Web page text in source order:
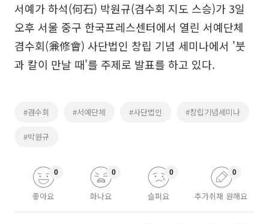
서예가 하석(何石) 박원규(겸수회 지도 스승)가 3일
오후 서울 중구 한국프레스센터에서 열린 서예단체
겸수회(兼修會) 사단법인 창립 기념 세미나에서 '붓
과 칼이 만날 때'를 주제로 발표를 하고 있다.
#겸수회 #서예단체 #사단법인 #창립기념세미나
#박원규
좋아요
0
화나요
0
슬퍼요
0
추가취재 원해요
0